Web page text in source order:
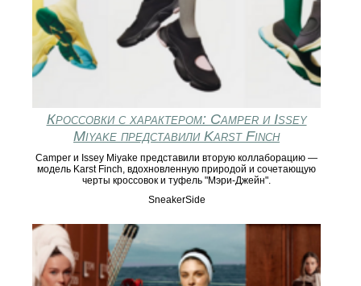
Кроссовки с характером: Camper и Issey
Miyake представили Karst Finch
Camper и Issey Miyake представили вторую коллаборацию —
модель Karst Finch, вдохновленную природой и сочетающую
черты кроссовок и туфель "Мэри-Джейн".
SneakerSide